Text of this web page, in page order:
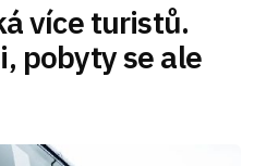
více turistů.
pobyty se ale